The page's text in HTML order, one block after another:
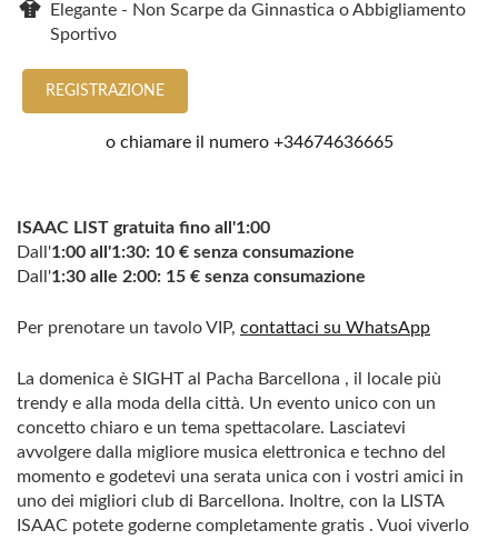
Elegante - Non Scarpe da Ginnastica o Abbigliamento
Sportivo
REGISTRAZIONE
o chiamare il numero +34674636665
ISAAC LIST gratuita fino all'1:00
Dall'1:00 all'1:30: 10 € senza consumazione
Dall'1:30 alle 2:00: 15 € senza consumazione
Per prenotare un tavolo VIP, contattaci su WhatsApp
La domenica è SIGHT al Pacha Barcellona , ​​il locale più
trendy e alla moda della città. Un evento unico con un
concetto chiaro e un tema spettacolare. Lasciatevi
avvolgere dalla migliore musica elettronica e techno del
momento e godetevi una serata unica con i vostri amici in
uno dei migliori club di Barcellona. Inoltre, con la LISTA
ISAAC potete goderne completamente gratis . Vuoi viverlo